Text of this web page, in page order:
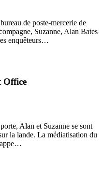
de poste-mercerie de
Suzanne, Alan Bates
enquêteurs…
Office
Alan et Suzanne se sont
la lande. La médiatisation du
…